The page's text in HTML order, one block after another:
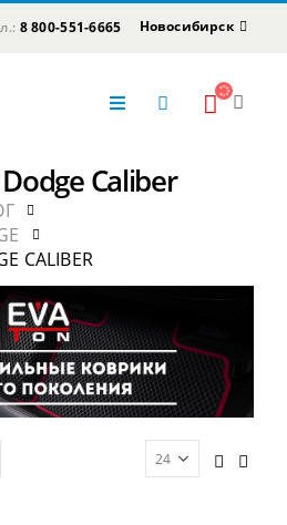
8 800-551-6665 Новосибирск
Caliber
CALIBER